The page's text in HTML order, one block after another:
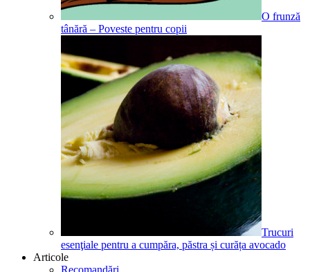
O frunză
tânără – Poveste pentru copii
Trucuri
esenţiale pentru a cumpăra, păstra și curăța avocado
Articole
Recomandări